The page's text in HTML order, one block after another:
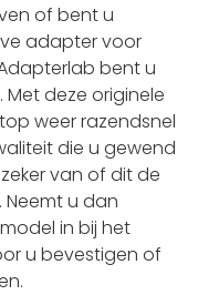
of bent u
adapter voor
bent u
deze originele
weer razendsnel
die u gewend
van of dit de
u dan
in bij het
u bevestigen of